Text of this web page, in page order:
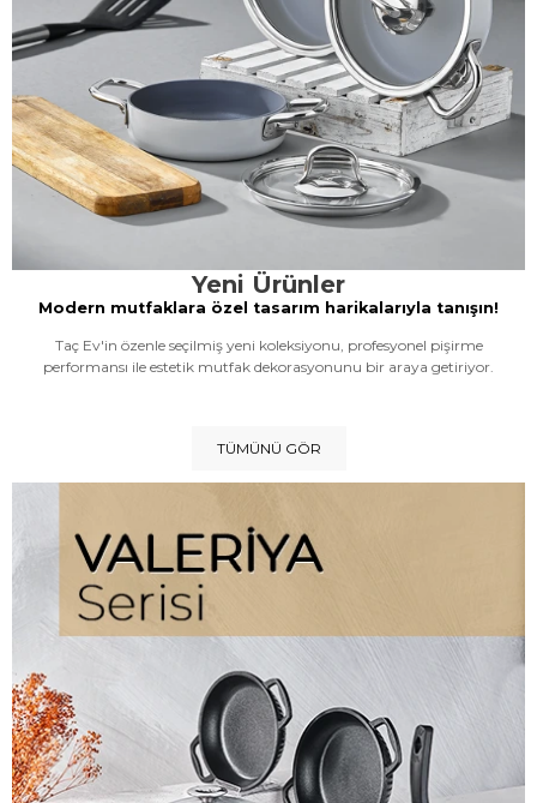
Yeni Ürünler
Modern mutfaklara özel tasarım harikalarıyla tanışın!
Taç Ev'in özenle seçilmiş yeni koleksiyonu, profesyonel pişirme
performansı ile estetik mutfak dekorasyonunu bir araya getiriyor.
TÜMÜNÜ GÖR